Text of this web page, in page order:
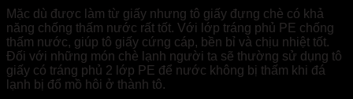
Mặc dù được làm từ giấy nhưng tô giấy đựng chè có khả
năng chống thấm nước rất tốt. Với lớp tráng phủ PE chống
thấm nước, giúp tô giấy cứng cáp, bền bỉ và chịu nhiệt tốt.
Đối với những món chè lạnh người ta sẽ thường sử dụng tô
giấy có tráng phủ 2 lớp PE để nước không bị thấm khi đá
lạnh bị đổ mồ hôi ở thành tô.